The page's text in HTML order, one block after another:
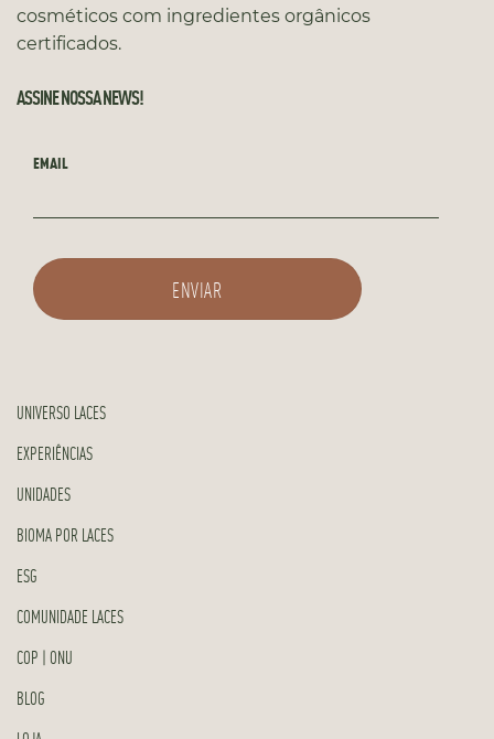
cosméticos com ingredientes orgânicos
certificados.
ASSINE NOSSA NEWS!
EMAIL
UNIVERSO LACES
EXPERIÊNCIAS
UNIDADES
BIOMA POR LACES
ESG
COMUNIDADE LACES
COP | ONU
BLOG